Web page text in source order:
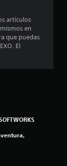
artículos
en
que puedas
El